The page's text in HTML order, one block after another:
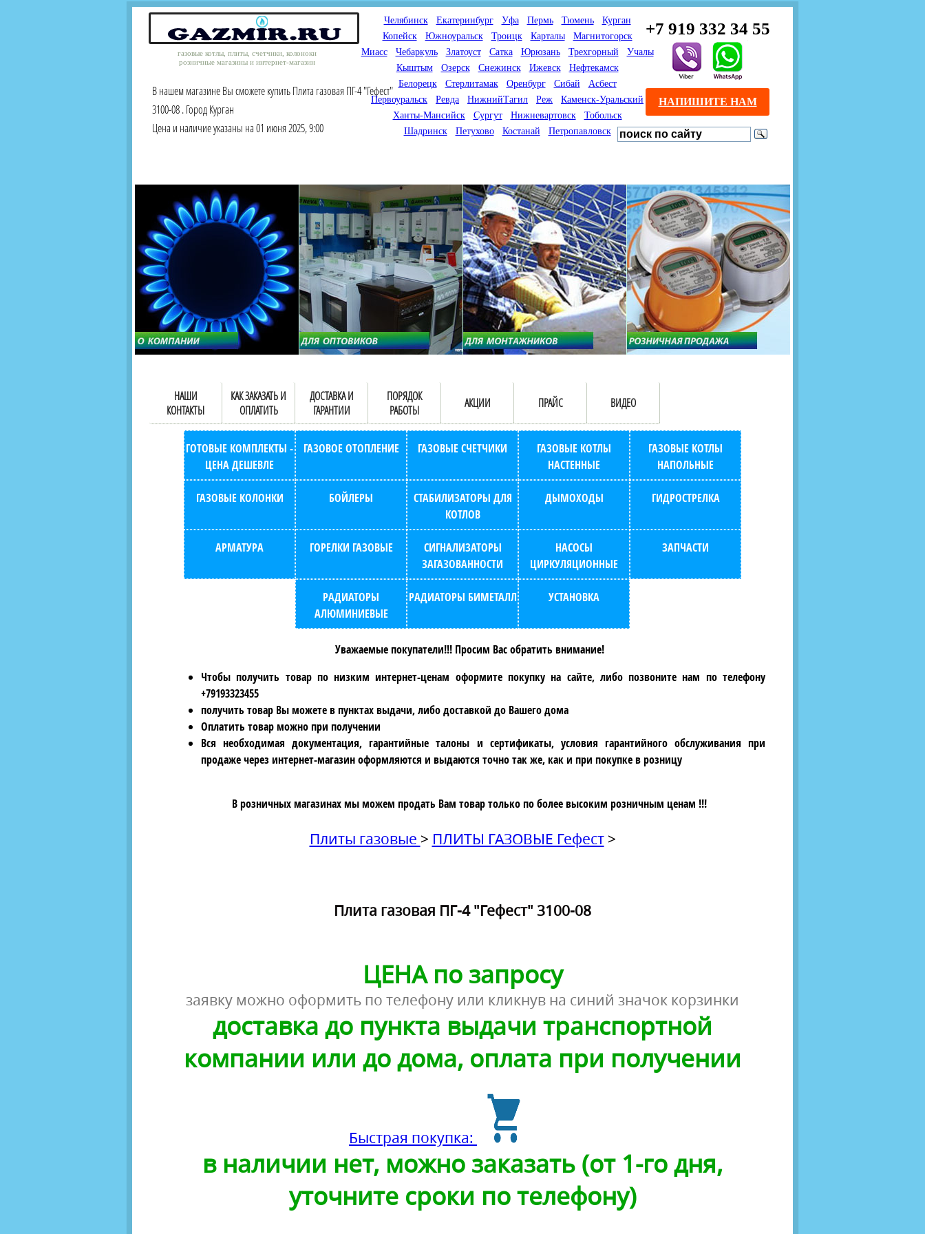
газовые котлы, плиты, счетчики, колоноки
розничные магазины и интернет-магазин
+7 919 332 34 55
Челябинск Екатеринбург Уфа Пермь Тюмень
Курган
Копейск
Южноуральск Троицк Карталы
Магнитогорск
Миасс
Чебаркуль Златоуст Сатка Юрюзань Трехгорный
Учалы
Кыштым
Озерск Снежинск Ижевск
Нефтекамск
Белорецк
Стерлитамак Оренбург Сибай
Асбест
Первоуральск
Ревда НижнийТагил Реж
Каменск-Уральский
Ханты-Мансийск
Сургут Нижневартовск
Тобольск
Шадринск
Петухово Костанай Петропавловск
В нашем магазине Вы сможете купить Плита газовая ПГ-4 "Гефест"
3100-08 . Город Курган
Цена и наличие указаны на 01 июня 2025, 9:00
НАПИШИТЕ НАМ
Мы продаем газовые котлы
для отопления,
водонагреватели, счетчики
газа с доставкой по городам
России и Казахстана
Мы специализируемся на
снабжении магазинов
газового оборудования.
Предлагаем полный
ассортимент товара для
открытия магазина газового
оборудования в Вашем
городе. Мы знаем что будет
продаваться.
Предлагаем взаимовыгодное
сотрудничество
монтажникам газового
оборудования. Если Вы
занимаетесь установкой
газового оборудования, мы
предлагаем Вам оптовые
цены и документарное
сопровождение Ваших
продаж (берем всю
бухгалтерию "на себя")
НАШИ
КОНТАКТЫ
КАК ЗАКАЗАТЬ И
ОПЛАТИТЬ
ДОСТАВКА И
ГАРАНТИИ
ПОРЯДОК
РАБОТЫ
АКЦИИ ПРАЙС ВИДЕО
ГОТОВЫЕ КОМПЛЕКТЫ -
ЦЕНА ДЕШЕВЛЕ
ГАЗОВОЕ ОТОПЛЕНИЕ ГАЗОВЫЕ СЧЕТЧИКИ
ГАЗОВЫЕ КОТЛЫ
НАСТЕННЫЕ
ГАЗОВЫЕ КОТЛЫ
НАПОЛЬНЫЕ
ГАЗОВЫЕ КОЛОНКИ БОЙЛЕРЫ
СТАБИЛИЗАТОРЫ ДЛЯ
КОТЛОВ
ДЫМОХОДЫ ГИДРОСТРЕЛКА
АРМАТУРА ГОРЕЛКИ ГАЗОВЫЕ
СИГНАЛИЗАТОРЫ
ЗАГАЗОВАННОСТИ
НАСОСЫ
ЦИРКУЛЯЦИОННЫЕ
ЗАПЧАСТИ
РАДИАТОРЫ
АЛЮМИНИЕВЫЕ
РАДИАТОРЫ БИМЕТАЛЛ УСТАНОВКА
Уважаемые покупатели!!! Просим Вас обратить внимание!
Чтобы получить товар по низким интернет-ценам оформите покупку на сайте, либо позвоните нам по телефону
+79193323455
получить товар Вы можете в пунктах выдачи, либо доставкой до Вашего дома
Оплатить товар можно при получении
Вся необходимая документация, гарантийные талоны и сертификаты, условия гарантийного обслуживания при
продаже через интернет-магазин оформляются и выдаются точно так же, как и при покупке в розницу
В розничных магазинах мы можем продать Вам товар только по более высоким розничным ценам !!!
Плиты газовые > ПЛИТЫ ГАЗОВЫЕ Гефест>
Плита газовая ПГ-4 "Гефест" 3100-08
ЦЕНА по запросу
заявку можно оформить по телефону или кликнув на синий значок корзинки
доставка до пункта выдачи транспортной
компании или до дома, оплата при получении
Быстрая покупка:
в наличии нет, можно заказать (от 1-го дня,
уточните сроки по телефону)